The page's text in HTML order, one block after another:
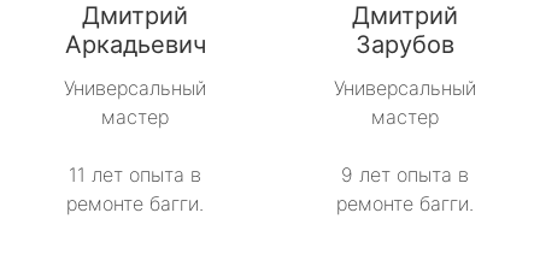
Дмитрий
Аркадьевич
Универсальный
мастер
11 лет опыта в
ремонте багги.
Дмитрий
Зарубов
Универсальный
мастер
9 лет опыта в
ремонте багги.